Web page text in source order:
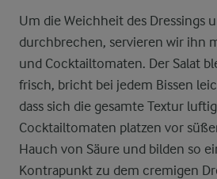
Um die Weichheit des Dressings
durchbrechen, servieren wir ihn
und Cocktailtomaten. Der Salat
frisch, bricht bei jedem Bissen
dass sich die gesamte Textur
Cocktailtomaten platzen vor
Hauch von Säure und bilden so
Kontrapunkt zu dem cremigen